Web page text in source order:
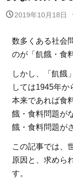
2019年10月18日
数多くある社会
のが「飢餓・食
しかし、「飢餓
しては1945年か
本来であれば食
餓・食料問題が
餓・食料問題が
この記事では、
原因と、求めら
す。